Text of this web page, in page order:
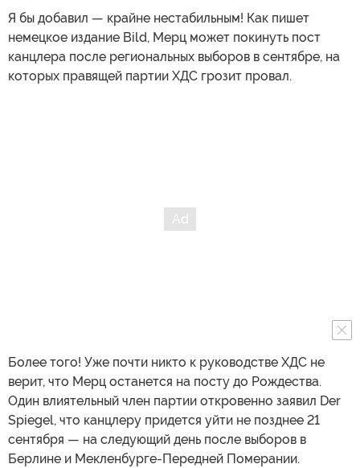
Я бы добавил — крайне нестабильным! Как пишет
немецкое издание Bild, Мерц может покинуть пост
канцлера после региональных выборов в сентябре, на
которых правящей партии ХДС грозит провал.
Более того! Уже почти никто к руководстве ХДС не
верит, что Мерц останется на посту до Рождества.
Один влиятельный член партии откровенно заявил Der
Spiegel, что канцлеру придется уйти не позднее 21
сентября — на следующий день после выборов в
Берлине и Мекленбурге-Передней Померании.